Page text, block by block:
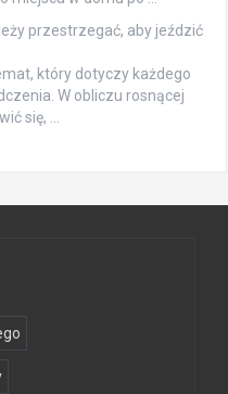
przestrzegać, aby jeździć
który dotyczy każdego
W obliczu rosnącej
się, …